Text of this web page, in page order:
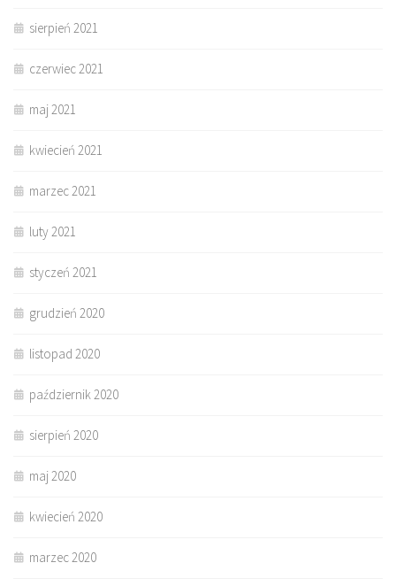
sierpień 2021
czerwiec 2021
maj 2021
kwiecień 2021
marzec 2021
luty 2021
styczeń 2021
grudzień 2020
listopad 2020
październik 2020
sierpień 2020
maj 2020
kwiecień 2020
marzec 2020